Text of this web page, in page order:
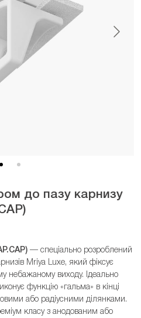
до пазу карнизу
— спеціально розроблений
Mriya Luxe, який фіксує
небажаному виходу. Ідеально
функцію «гальма» в кінці
або радіусними ділянками.
класу з анодованим або